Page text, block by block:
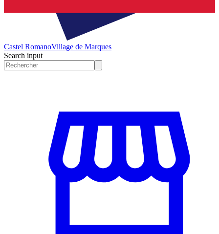
Castel RomanoVillage de Marques
Search input